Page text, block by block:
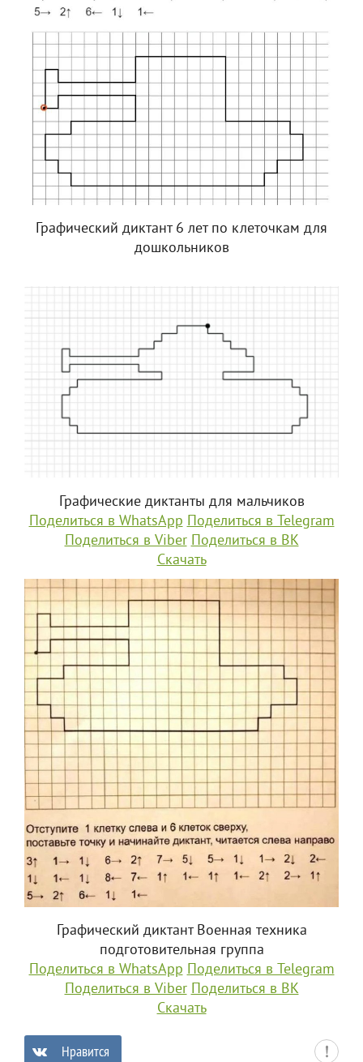
Графический диктант 6 лет по клеточкам для
дошкольников
Графические диктанты для мальчиков
Поделиться в WhatsApp Поделиться в Telegram
Поделиться в Viber Поделиться в ВК
Скачать
Графический диктант Военная техника
подготовительная группа
Поделиться в WhatsApp Поделиться в Telegram
Поделиться в Viber Поделиться в ВК
Скачать
Нравится